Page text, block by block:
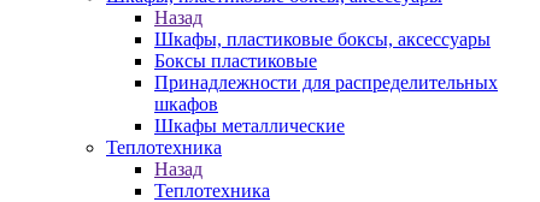
Назад
Шкафы, пластиковые боксы, аксессуары
Боксы пластиковые
Принадлежности для распределительных
шкафов
Шкафы металлические
Теплотехника
Назад
Теплотехника